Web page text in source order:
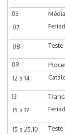
05
07
08 Teste
09
12 a 14
13
15 a 17
15 a 25.10 Teste